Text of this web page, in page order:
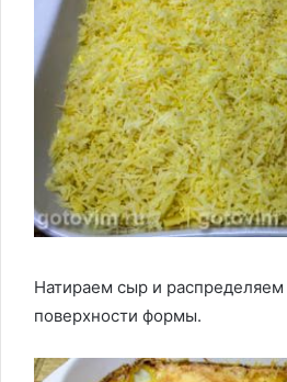
Натираем сыр и распределяем
поверхности формы.